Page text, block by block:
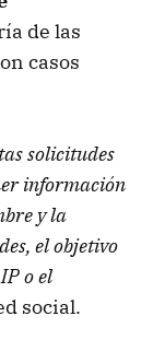
de las
casos
solicitudes
información
y la
el objetivo
o el
social.